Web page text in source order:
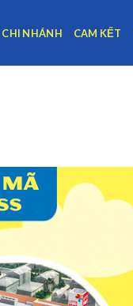
CHI NHÁNH CAM KẾT